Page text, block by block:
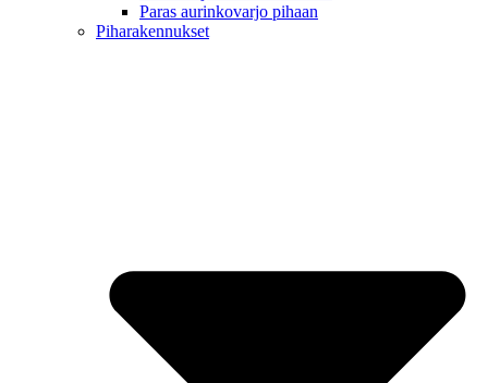
Paras aurinkovarjo pihaan
Piharakennukset